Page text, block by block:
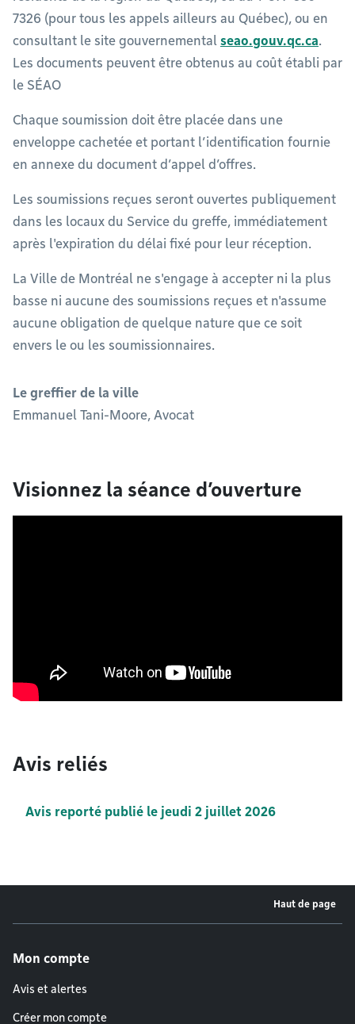
7326 (pour tous les appels ailleurs au Québec), ou en
consultant le site gouvernemental seao.gouv.qc.ca.
Les documents peuvent être obtenus au coût établi par
le SÉAO
Chaque soumission doit être placée dans une
enveloppe cachetée et portant l’identification fournie
en annexe du document d’appel d’offres.
Les soumissions reçues seront ouvertes publiquement
dans les locaux du Service du greffe, immédiatement
après l'expiration du délai fixé pour leur réception.
La Ville de Montréal ne s'engage à accepter ni la plus
basse ni aucune des soumissions reçues et n'assume
aucune obligation de quelque nature que ce soit
envers le ou les soumissionnaires.
Le greffier de la ville
Emmanuel Tani-Moore, Avocat
Visionnez la séance d’ouverture
Avis reliés
Avis reporté publié le jeudi 2 juillet 2026
Haut de page
Mon compte
Avis et alertes
Créer mon compte